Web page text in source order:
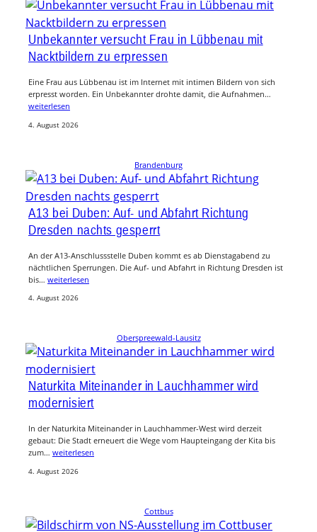
Unbekannter versucht Frau in Lübbenau mit
Nacktbildern zu erpressen
Eine Frau aus Lübbenau ist im Internet mit intimen Bildern von sich
erpresst worden. Ein Unbekannter drohte damit, die Aufnahmen…
weiterlesen
4. August 2026
Brandenburg
A13 bei Duben: Auf- und Abfahrt Richtung
Dresden nachts gesperrt
An der A13-Anschlussstelle Duben kommt es ab Dienstagabend zu
nächtlichen Sperrungen. Die Auf- und Abfahrt in Richtung Dresden ist
bis… weiterlesen
4. August 2026
Oberspreewald-Lausitz
Naturkita Miteinander in Lauchhammer wird
modernisiert
In der Naturkita Miteinander in Lauchhammer-West wird derzeit
gebaut: Die Stadt erneuert die Wege vom Haupteingang der Kita bis
zum… weiterlesen
4. August 2026
Cottbus